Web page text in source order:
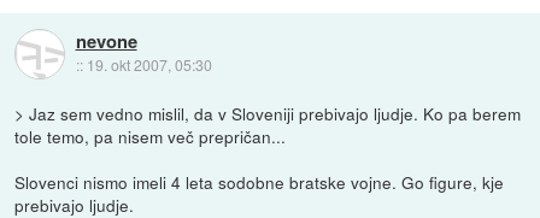
nevone
:: 19. okt 2007, 05:30
> Jaz sem vedno mislil, da v Sloveniji prebivajo ljudje. Ko pa berem
tole temo, pa nisem več prepričan...
Slovenci nismo imeli 4 leta sodobne bratske vojne. Go figure, kje
prebivajo ljudje.